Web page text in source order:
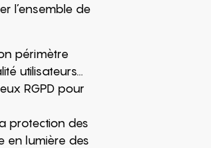
l’ensemble de
périmètre
utilisateurs…
RGPD pour
protection des
en lumière des